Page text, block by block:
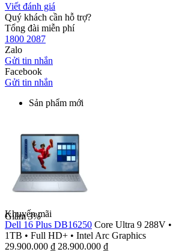
Viết đánh giá
Quý khách cần hỗ trợ?
Tổng đài miễn phí
1800 2087
Zalo
Gửi tin nhắn
Facebook
Gửi tin nhắn
Sản phẩm mới
Giảm3%
Khuyến mãi
Dell 16 Plus DB16250 Core Ultra 9 288V •
1TB • Full HD+ • Intel Arc Graphics
29.900.000 ₫ 28.900.000 ₫